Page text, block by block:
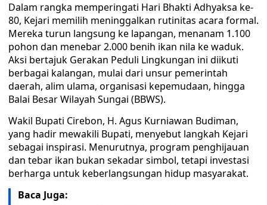
Dalam rangka memperingati Hari Bhakti Adhyaksa ke-
80, Kejari memilih meninggalkan rutinitas acara formal.
Mereka turun langsung ke lapangan, menanam 1.100
pohon dan menebar 2.000 benih ikan nila ke waduk.
Aksi bertajuk Gerakan Peduli Lingkungan ini diikuti
berbagai kalangan, mulai dari unsur pemerintah
daerah, alim ulama, organisasi kepemudaan, hingga
Balai Besar Wilayah Sungai (BBWS).
Wakil Bupati Cirebon, H. Agus Kurniawan Budiman,
yang hadir mewakili Bupati, menyebut langkah Kejari
sebagai inspirasi. Menurutnya, program penghijauan
dan tebar ikan bukan sekadar simbol, tetapi investasi
berharga untuk keberlangsungan hidup masyarakat.
Baca Juga: